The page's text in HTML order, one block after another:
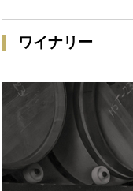
ワイナリー